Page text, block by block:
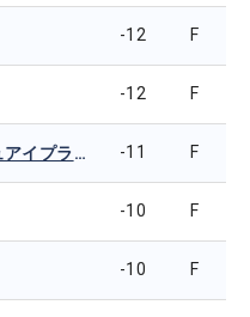
-12 F
-12 F
ティティパン・パチュアイプラコン -11 F
-10 F
-10 F